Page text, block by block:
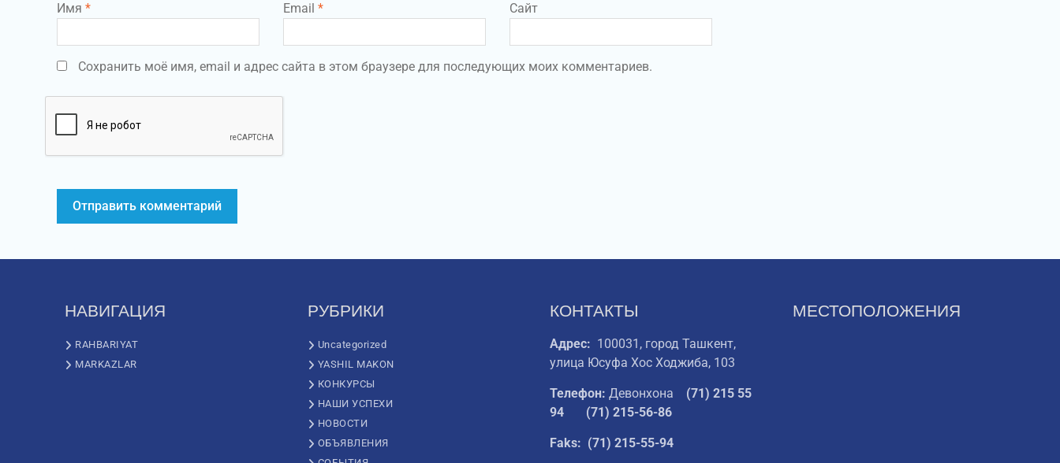
Имя * Email * Сайт
Сохранить моё имя, email и адрес сайта в этом браузере для последующих моих комментариев.
НАВИГАЦИЯ
RAHBARIYAT
MARKAZLAR
РУБРИКИ
Uncategorized
YASHIL MAKON
КОНКУРСЫ
НАШИ УСПЕХИ
НОВОСТИ
ОБЪЯВЛЕНИЯ
КОНТАКТЫ
Адрес: 100031, город Ташкент,
улица Юсуфа Хос Ходжиба, 103
Телефон: Девонхона (71) 215 55
94
(71) 215-56-86
Faks: (71) 215-55-94
МЕСТОПОЛОЖЕНИЯ